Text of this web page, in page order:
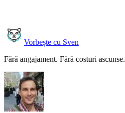
Vorbește cu Sven
Fără angajament. Fără costuri ascunse.